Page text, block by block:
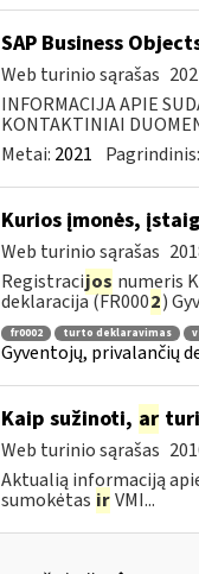
SAP Business
Web turinio sąrašas
INFORMACIJA APIE
KONTAKTINIAI
Metai: 2021 Pagrindinis:
Kurios įmonės,
Web turinio sąrašas
Registracijos numeris
deklaracija (FR0002)
fr0002 turto deklaravimas
Gyventojų, privalančių
Kaip sužinoti, ar
Web turinio sąrašas
Aktualią informaciją
sumokėtas ir VMI...